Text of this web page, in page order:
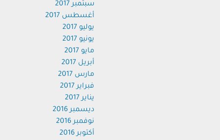
سبتمبر 2017
أغسطس 2017
يوليو 2017
يونيو 2017
مايو 2017
أبريل 2017
مارس 2017
فبراير 2017
يناير 2017
ديسمبر 2016
نوفمبر 2016
أكتوبر 2016